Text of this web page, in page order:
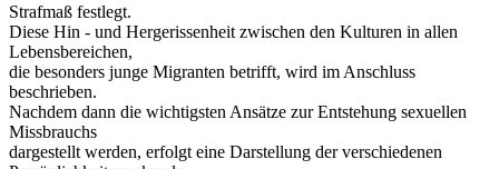
Strafmaß festlegt.
Diese Hin - und Hergerissenheit zwischen den Kulturen in allen
Lebensbereichen,
die besonders junge Migranten betrifft, wird im Anschluss
beschrieben.
Nachdem dann die wichtigsten Ansätze zur Entstehung sexuellen
Missbrauchs
dargestellt werden, erfolgt eine Darstellung der verschiedenen